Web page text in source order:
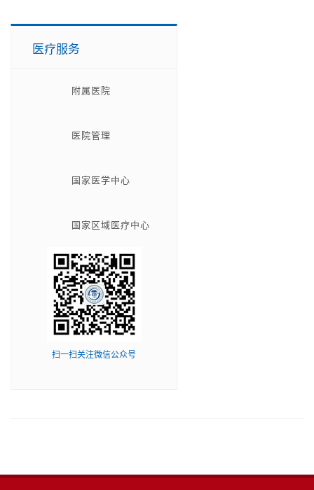
医疗服务
附属医院
医院管理
国家医学中心
国家区域医疗中心
扫一扫关注微信公众号